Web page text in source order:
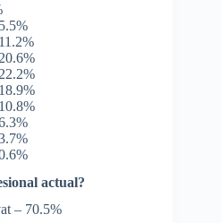
actual?
– 70.5%